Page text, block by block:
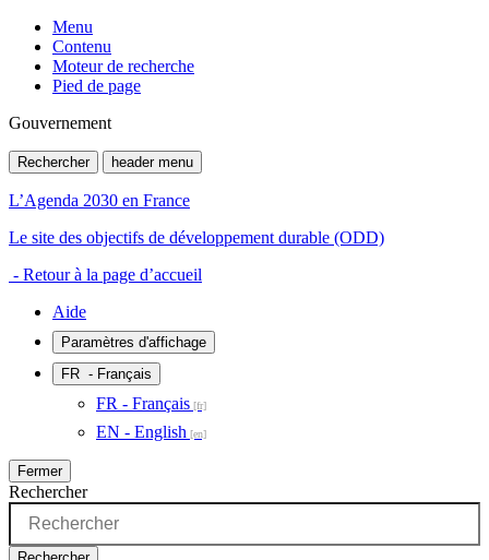
Menu
Contenu
Moteur de recherche
Pied de page
Gouvernement
Rechercher header menu
L’Agenda 2030 en France
Le site des objectifs de développement durable (ODD)
- Retour à la page d’accueil
Aide
Paramètres d'affichage
FR - Français
FR - Français
EN - English
Fermer
Rechercher